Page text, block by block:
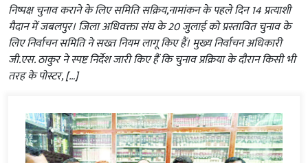
निष्पक्ष चुनाव कराने के लिए समिति सक्रिय,नामांकन के पहले दिन 14 प्रत्याशी
मैदान में जबलपुर। जिला अधिवक्ता संघ के 20 जुलाई को प्रस्तावित चुनाव के
लिए निर्वाचन समिति ने सख्त नियम लागू किए हैं। मुख्य निर्वाचन अधिकारी
जी.एस. ठाकुर ने स्पष्ट निर्देश जारी किए हैं कि चुनाव प्रक्रिया के दौरान किसी भी
तरह के पोस्टर, […]